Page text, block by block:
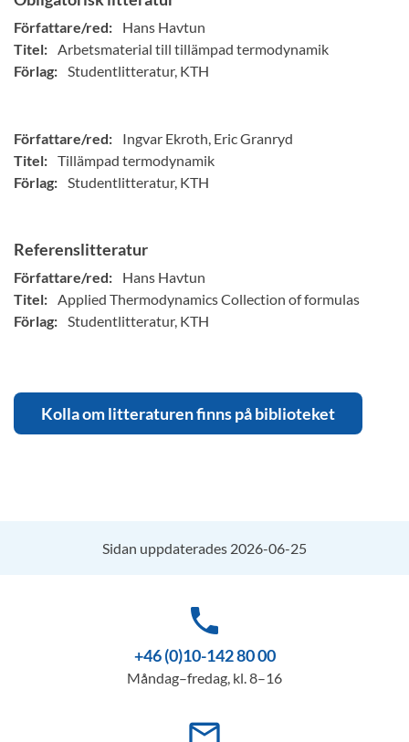
Författare/red:
Hans Havtun
Titel: Arbetsmaterial till tillämpad termodynamik
Förlag: Studentlitteratur, KTH
Författare/red:
Ingvar Ekroth, Eric Granryd
Titel: Tillämpad termodynamik
Förlag: Studentlitteratur, KTH
Referenslitteratur
Författare/red:
Hans Havtun
Titel: Applied Thermodynamics Collection of formulas
Förlag: Studentlitteratur, KTH
Kolla om litteraturen finns på biblioteket
Sidan uppdaterades 2026-06-25
phone
+46 (0)10-142 80 00
Måndag–fredag, kl. 8–16
mail_outline